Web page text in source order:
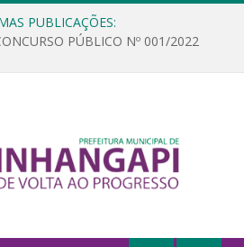
PUBLICAÇÕES:
PÚBLICO Nº 001/2022